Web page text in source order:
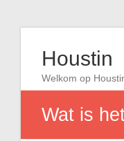
Houstin
Welkom op
Wat is